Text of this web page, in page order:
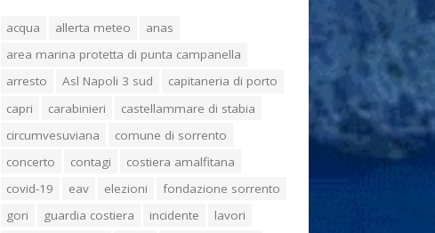
acqua allerta meteo
anas
area marina protetta di punta campanella
arresto
Asl Napoli 3 sud
capitaneria di porto
capri
carabinieri
castellammare di stabia
circumvesuviana
comune di sorrento
concerto
contagi
costiera amalfitana
covid-19
eav elezioni
fondazione sorrento
gori
guardia costiera incidente
lavori